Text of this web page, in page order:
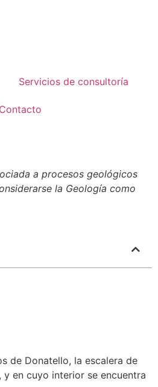
Servicios de consultoría
Contacto
a procesos geológicos
la Geología como
de Donatello, la escalera de
en cuyo interior se encuentra